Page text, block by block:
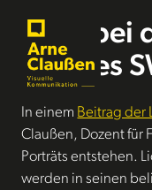
Arne bei
BW des
In einem Beitrag der
Claußen, Dozent für
Porträts entstehen.
werden in seinen